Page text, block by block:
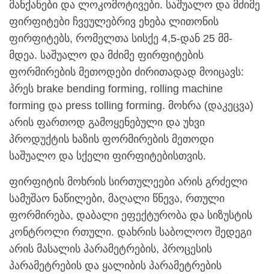
მანქანები და ლოკომოტივები. საშუალო და მძიმე
ფირფიტები ჩვეულებრივ ეხება ლითონის
ფირფიტებს, რომელთა სისქე 4,5-დან 25 მმ-
მდეა. საშუალო და მძიმე ფირფიტების
ფორმირების მეთოდები ძირითადად მოიცავს:
პრეს brake bending forming, rolling machine
forming და press tolling forming. მოხრა (დაკეცვა)
არის ფართოდ გამოყენებული და უხვი
პროდუქტის ხაზის ფორმირების მეთოდი
საშუალო და სქელი ფირფიტებისთვის.
ფირფიტის მოხრის სირთულეები არის გრძელი
სამუშაო ნაწილები, მაღალი წნევა, რთული
ფორმირება, დაბალი ეფექტურობა და სიზუსტის
კონტროლი რთული. დახრის საბოლოო შედეგი
არის მასალის პარამეტრების, პროცესის
პარამეტრების და ყალიბის პარამეტრების